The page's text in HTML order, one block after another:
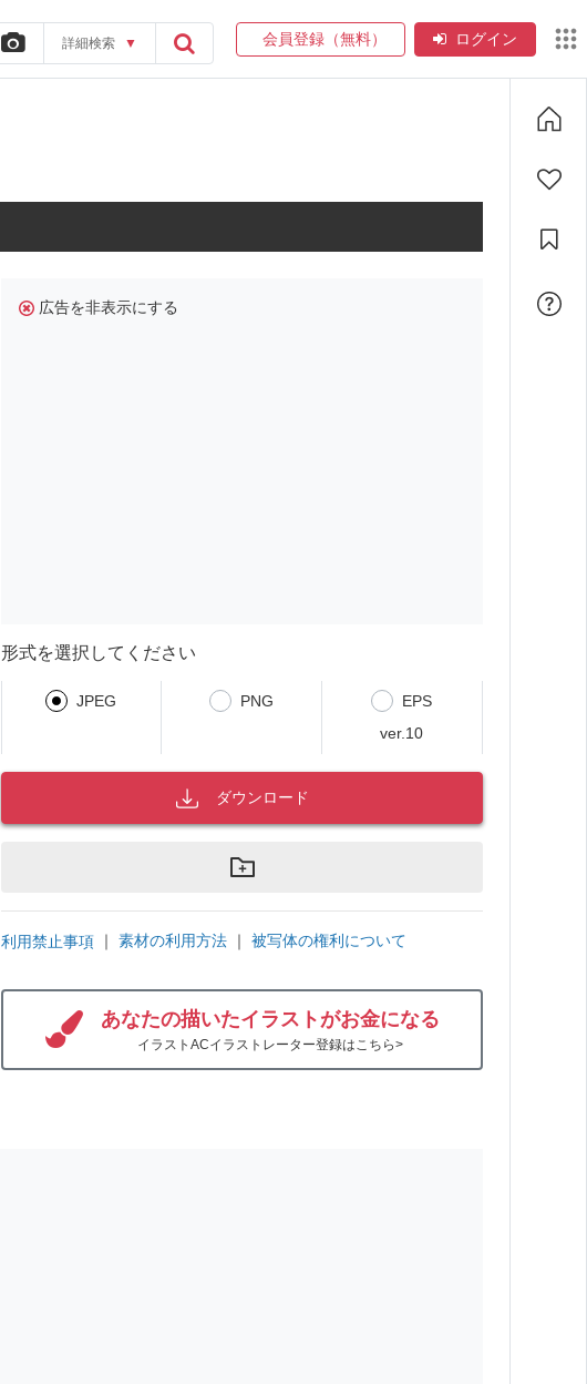
詳細検索 ▼ 会員登録（無料） ログイン
広告を非表示にする
形式を選択してください
JPEG PNG
EPS
ver.10
ダウンロード
利用禁止事項 ｜ 素材の利用方法 ｜ 被写体の権利について
あなたの描いたイラストがお金になる
イラストACイラストレーター登録はこちら>